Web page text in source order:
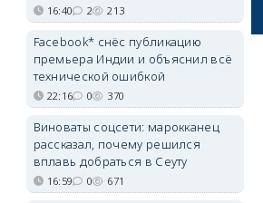
16:40 2 213
Facebook* снёс публикацию
премьера Индии и объяснил всё
технической ошибкой
22:16 0 370
Виноваты соцсети: марокканец
рассказал, почему решился
вплавь добраться в Сеуту
16:59 0 671